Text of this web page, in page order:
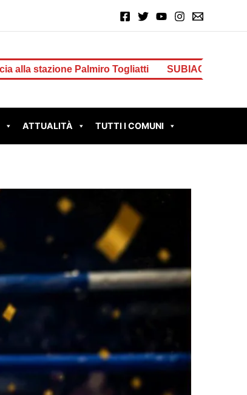
SUBIACO – Scout colpito da un fulmine sul Monte
ATTUALITÀ TUTTI I COMUNI